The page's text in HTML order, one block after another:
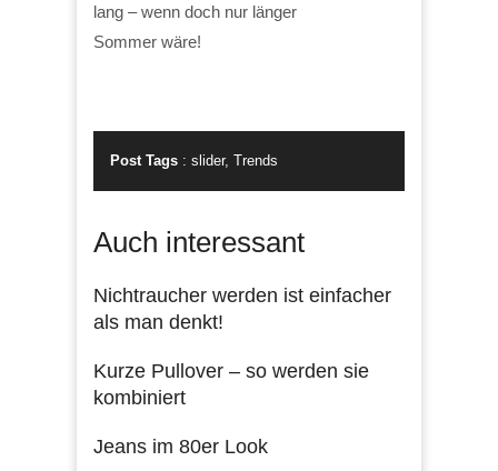
lang – wenn doch nur länger
Sommer wäre!
Post Tags : slider, Trends
Auch interessant
Nichtraucher werden ist einfacher
als man denkt!
Kurze Pullover – so werden sie
kombiniert
Jeans im 80er Look